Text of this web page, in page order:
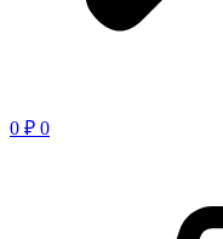
0 ₽ 0